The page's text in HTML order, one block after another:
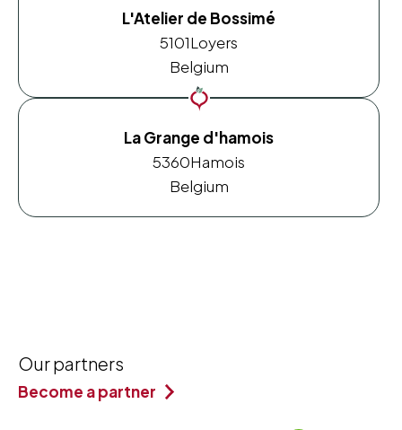
L'Atelier de Bossimé
5101Loyers
Belgium
La Grange d'hamois
5360Hamois
Belgium
Our partners
Become a partner